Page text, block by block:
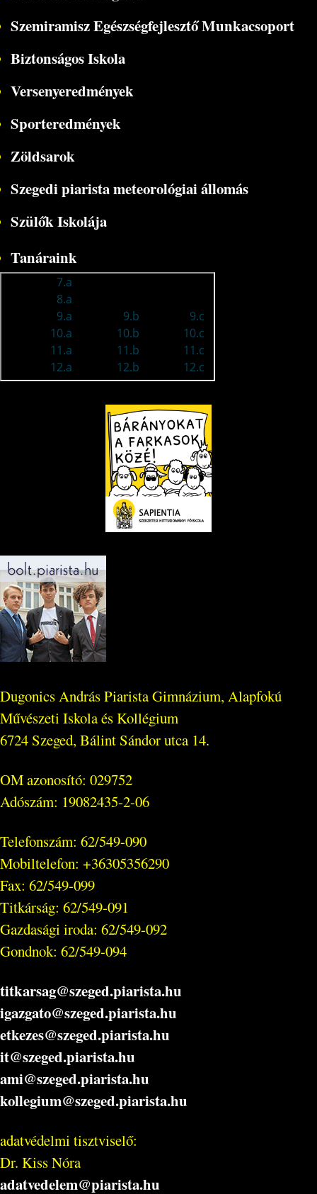
Szemiramisz Egészségfejlesztő Munkacsoport
Biztonságos Iskola
Versenyeredmények
Sporteredmények
Zöldsarok
Szegedi piarista meteorológiai állomás
Szülők Iskolája
Tanáraink
Dugonics András Piarista Gimnázium, Alapfokú
Művészeti Iskola és Kollégium
6724 Szeged, Bálint Sándor utca 14.
OM azonosító: 029752
Adószám: 19082435-2-06
Telefonszám: 62/549-090
Mobiltelefon: +36305356290
Fax: 62/549-099
Titkárság: 62/549-091
Gazdasági iroda: 62/549-092
Gondnok: 62/549-094
titkarsag@szeged.piarista.hu
igazgato@szeged.piarista.hu
etkezes@szeged.piarista.hu
it@szeged.piarista.hu
ami@szeged.piarista.hu
kollegium@szeged.piarista.hu
adatvédelmi tisztviselő:
Dr. Kiss Nóra
adatvedelem@piarista.hu